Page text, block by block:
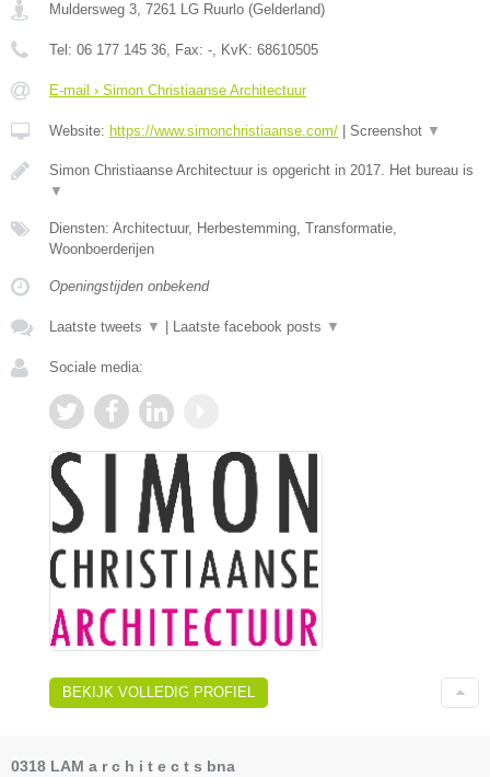
Muldersweg 3, 7261 LG Ruurlo (Gelderland)
Tel: 06 177 145 36, Fax: -, KvK: 68610505
E-mail › Simon Christiaanse Architectuur
Website: https://www.simonchristiaanse.com/ Screenshot ▼
Simon Christiaanse Architectuur is opgericht in 2017. Het bureau is
▼
Diensten: Architectuur, Herbestemming, Transformatie,
Woonboerderijen
Openingstijden onbekend
Laatste tweets ▼ Laatste facebook posts ▼
Sociale media:
BEKIJK VOLLEDIG PROFIEL
0318 LAM a r c h i t e c t s bna